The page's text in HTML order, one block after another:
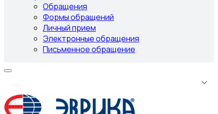
Обращения
Формы обращений
Личный прием
Электронные обращения
Письменное обращение
...